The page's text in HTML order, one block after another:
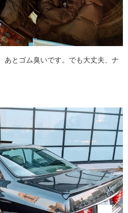
あとゴム臭いです。でも大丈夫、ナ